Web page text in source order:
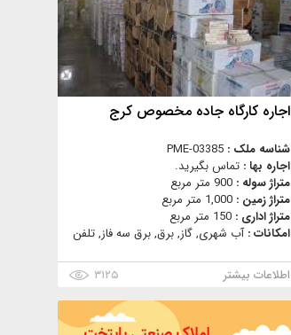
اجاره کارگاه جاده مخصوص کرج
شناسه ملک : PME-03385
اجاره بها : تماس بگیرید.
متراژ سوله : 900 متر مربع
متراژ زمین : 1,000 متر مربع
متراژ اداری : 150 متر مربع
امکانات :آب شهری, گاز, برق, برق سه فاز, تلفن
اطلاعات بیشتر ۳۱۲۵